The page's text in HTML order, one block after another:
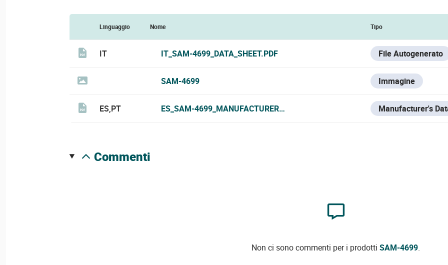
Linguaggio Nome Tipo
IT IT_SAM-4699_DATA_SHEET.PDF File Autogenerato
SAM-4699 Immagine
ES,PT ES_SAM-4699_MANUFACTURER_DATA_SHEET.PDF Manufacturer's
commenti
Non ci sono commenti per i prodottiSAM-4699.